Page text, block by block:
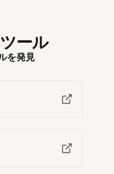
ール
を発見